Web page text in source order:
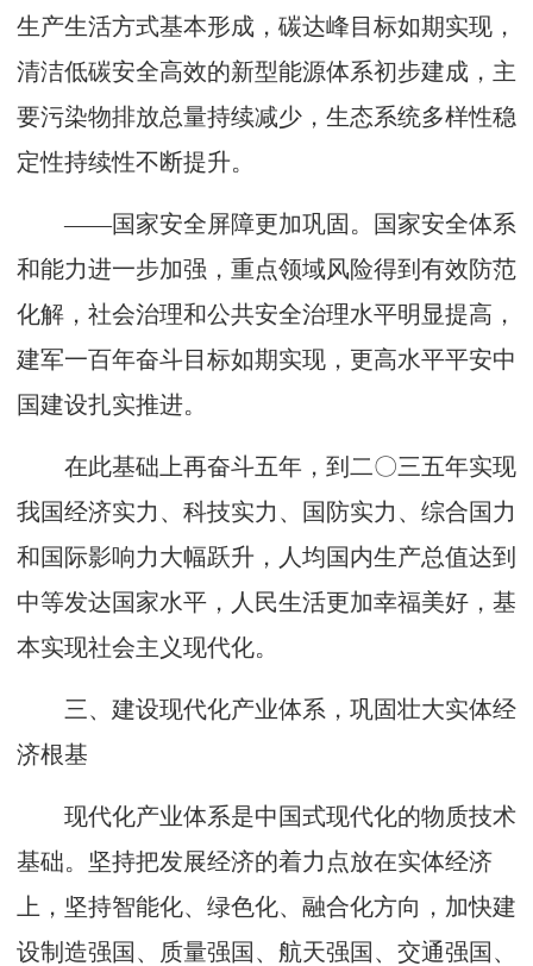
生产生活方式基本形成，碳达峰目标如期实现，
清洁低碳安全高效的新型能源体系初步建成，主
要污染物排放总量持续减少，生态系统多样性稳
定性持续性不断提升。
——国家安全屏障更加巩固。国家安全体系
和能力进一步加强，重点领域风险得到有效防范
化解，社会治理和公共安全治理水平明显提高，
建军一百年奋斗目标如期实现，更高水平平安中
国建设扎实推进。
在此基础上再奋斗五年，到二〇三五年实现
我国经济实力、科技实力、国防实力、综合国力
和国际影响力大幅跃升，人均国内生产总值达到
中等发达国家水平，人民生活更加幸福美好，基
本实现社会主义现代化。
三、建设现代化产业体系，巩固壮大实体经
济根基
现代化产业体系是中国式现代化的物质技术
基础。坚持把发展经济的着力点放在实体经济
上，坚持智能化、绿色化、融合化方向，加快建
设制造强国、质量强国、航天强国、交通强国、